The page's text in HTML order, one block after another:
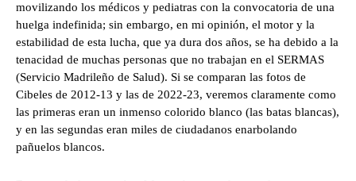
movilizando los médicos y pediatras con la convocatoria de una
huelga indefinida; sin embargo, en mi opinión, el motor y la
estabilidad de esta lucha, que ya dura dos años, se ha debido a la
tenacidad de muchas personas que no trabajan en el SERMAS
(Servicio Madrileño de Salud). Si se comparan las fotos de
Cibeles de 2012-13 y las de 2022-23, veremos claramente como
las primeras eran un inmenso colorido blanco (las batas blancas),
y en las segundas eran miles de ciudadanos enarbolando
pañuelos blancos.